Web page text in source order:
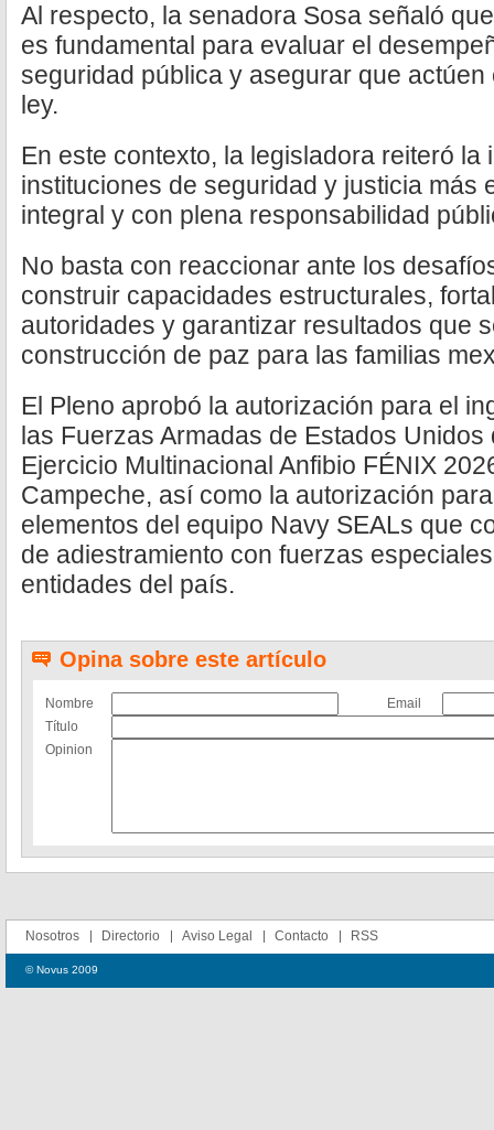
Al respecto, la senadora Sosa señaló
es fundamental para evaluar el
seguridad pública y asegurar que
ley.
En este contexto, la legisladora reiteró
instituciones de seguridad y justicia más
integral y con plena responsabilidad
No basta con reaccionar ante los
construir capacidades estructurales,
autoridades y garantizar resultados que
construcción de paz para las familias
El Pleno aprobó la autorización para el
las Fuerzas Armadas de Estados
Ejercicio Multinacional Anfibio FÉNIX
Campeche, así como la autorización
elementos del equipo Navy SEALs que
de adiestramiento con fuerzas
entidades del país.
Opina sobre este artículo
Nombre
Email
Título
Opinion
Nosotros Directorio Aviso Legal Contacto RSS
© Novus 2009